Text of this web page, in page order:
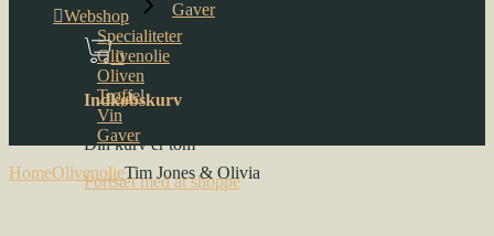
Gaver
0
Indkøbskurv
Din kurv er tom
Fortsæt med at shoppe
Webshop
Specialiteter
Olivenolie
Oliven
Trøffel
Vin
Gaver
HomeOlivenolieTim Jones & Olivia